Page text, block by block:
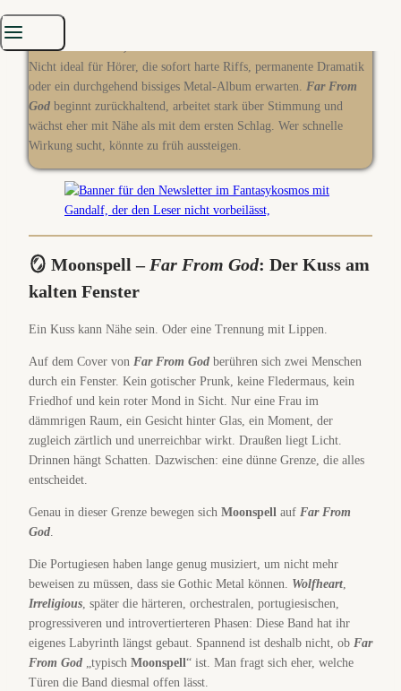
Far From God, The Great Wolf In The Sky, Our Freedom To Fall
⛔ Nichts für dich, wenn…
Nicht ideal für Hörer, die sofort harte Riffs, permanente Dramatik
oder ein durchgehend bissiges Metal-Album erwarten. Far From
God beginnt zurückhaltend, arbeitet stark über Stimmung und
wächst eher mit Nähe als mit dem ersten Schlag. Wer schnelle
Wirkung sucht, könnte zu früh aussteigen.
🪞 Moonspell –Far From God: Der Kuss am
kalten Fenster
Ein Kuss kann Nähe sein. Oder eine Trennung mit Lippen.
Auf dem Cover von Far From God berühren sich zwei Menschen
durch ein Fenster. Kein gotischer Prunk, keine Fledermaus, kein
Friedhof und kein roter Mond in Sicht. Nur eine Frau im
dämmrigen Raum, ein Gesicht hinter Glas, ein Moment, der
zugleich zärtlich und unerreichbar wirkt. Draußen liegt Licht.
Drinnen hängt Schatten. Dazwischen: eine dünne Grenze, die alles
entscheidet.
Genau in dieser Grenze bewegen sich Moonspell auf Far From
God.
Die Portugiesen haben lange genug musiziert, um nicht mehr
beweisen zu müssen, dass sie Gothic Metal können. Wolfheart,
Irreligious, später die härteren, orchestralen, portugiesischen,
progressiveren und introvertierteren Phasen: Diese Band hat ihr
eigenes Labyrinth längst gebaut. Spannend ist deshalb nicht, ob Far
From God „typisch Moonspell“ ist. Man fragt sich eher, welche
Türen die Band diesmal offen lässt.